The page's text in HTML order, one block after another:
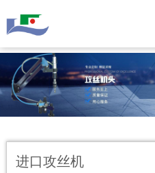
进口攻丝机